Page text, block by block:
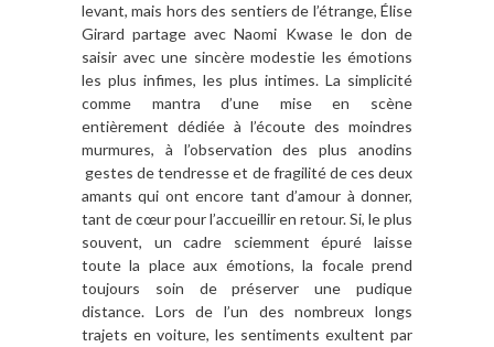
levant, mais hors des sentiers de l’étrange, Élise
Girard partage avec Naomi Kwase le don de
saisir avec une sincère modestie les émotions
les plus infimes, les plus intimes. La simplicité
comme mantra d’une mise en scène
entièrement dédiée à l’écoute des moindres
murmures, à l’observation des plus anodins
gestes de tendresse et de fragilité de ces deux
amants qui ont encore tant d’amour à donner,
tant de cœur pour l’accueillir en retour. Si, le plus
souvent, un cadre sciemment épuré laisse
toute la place aux émotions, la focale prend
toujours soin de préserver une pudique
distance. Lors de l’un des nombreux longs
trajets en voiture, les sentiments exultent par